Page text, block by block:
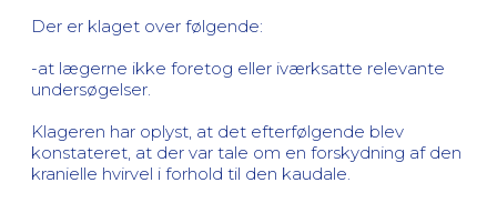
Der er klaget over følgende:
-at lægerne ikke foretog eller iværksatte relevante
undersøgelser.
Klageren har oplyst, at det efterfølgende blev
konstateret, at der var tale om en forskydning af den
kranielle hvirvel i forhold til den kaudale.